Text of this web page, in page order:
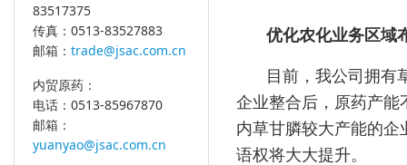
83517375
传真：0513-83527883
邮箱： trade@jsac.com.cn
内贸原药：
电话：0513-85967870
邮箱：
yuanyao@jsac.com.cn
优化农化业务区域
目前，我公司拥有
企业整合后，原药产能
内草甘膦较大产能的
语权将大大提升。